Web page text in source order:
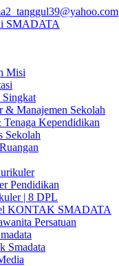
Misi
Singkat
& Manajemen Sekolah
Kependidikan
Sekolah
Pendidikan
| 8 DPL
KONTAK SMADATA
Persatuan
Smadata